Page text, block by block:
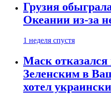
Грузия
Океании из-за
1 неделя спустя
Маск отказался
Зеленским в
хотел